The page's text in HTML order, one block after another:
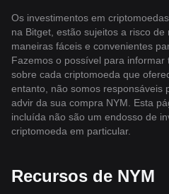
Os investimentos em
na Bitget, estão sujeitos a risco de
maneiras fáceis e convenientes
Fazemos o possível para
sobre cada criptomoeda que
entanto, não somos responsáveis
advir da sua compra NYM. Esta
incluída não são um endosso de
criptomoeda em particular.
Recursos de NYM